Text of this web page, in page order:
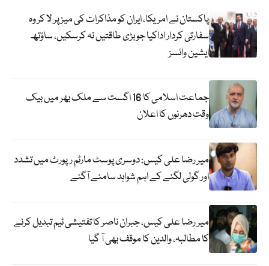
پاکستان نے امریکا، ایران کو مذاکرات کی میز پر لا کر وہ
سفارتی کردار اداکیا جو بڑی طاقتیں نہ کرسکیں، ساؤتھ
ایشین وائسز
جماعت اسلامی کا 16 اگست سے ملک بھر میں بیک
وقت دھرنوں کا اعلان
میر رضا علی کیس: دوسری پوسٹ مارٹم رپورٹ میں تشدد
اور گولی لگنے کے اہم شواہد سامنے آگئے
میر رضا علی کیس، جبران ناصر کا تفتیشی ٹیم تبدیل کرنے
کا مطالبہ، والدین کا موقف بھی آ گیا